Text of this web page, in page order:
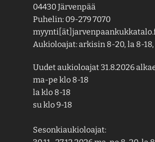
04430 Järvenpää
Puhelin: 09-279 7070
Aukioloajat: arkisin 8-20, la 8-18,
Uudet aukioloajat 31.8.2026
ma-pe klo 8-18
la klo 8-18
su klo 9-18
Sesonkiaukioloajat: